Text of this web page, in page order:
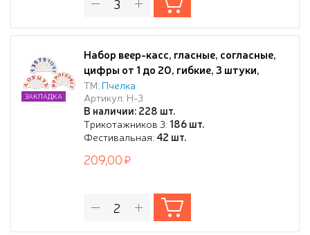
Набор веер-касс, гласные, согласные,
цифры от 1 до 20, гибкие, 3 штуки,
пакет с европодвесом
ТМ: Пчелка
Артикул: Н-3
В наличии: 228 шт.
Трикотажников 3: 186 шт.
Фестивальная: 42 шт.
ЗАКЛАДКА
209,00